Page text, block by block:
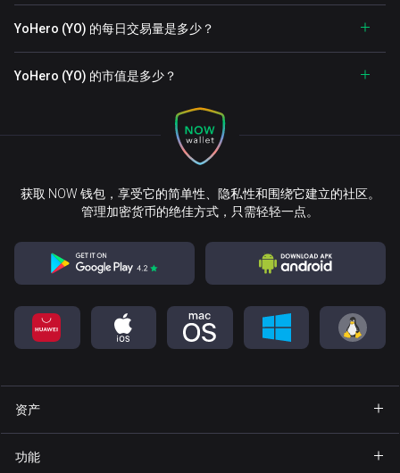
YoHero (YO) 的每日交易量是多少？
YoHero (YO) 的市值是多少？
获取 NOW 钱包，享受它的简单性、隐私性和围绕它建立的社区。
管理加密货币的绝佳方式，只需轻轻一点。
资产
功能